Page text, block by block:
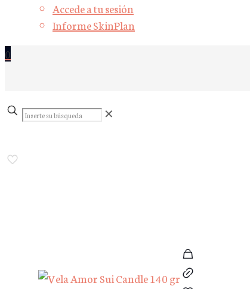
Accede a tu sesión
Informe SkinPlan
0
Inserte
su
✕